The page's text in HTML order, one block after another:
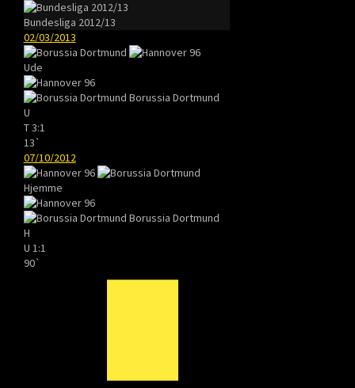
Bundesliga 2012/13
02/03/2013
Ude
Borussia Dortmund
U
T3:1
13`
07/10/2012
Hjemme
Borussia Dortmund
H
U 1:1
90`